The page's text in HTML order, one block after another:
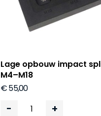
Lage opbouw impact
M4–M18
€ 55,00
- +